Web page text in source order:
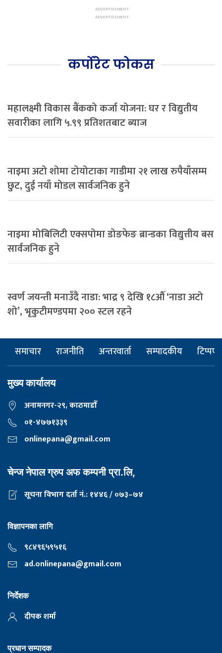
कर्पोरेट फोकस
महालक्ष्मी विकास बैंकको कर्जा योजना: घर र विद्युतीय
सवारीका लागि ५.९९ प्रतिशतबाट ब्याज
नाइमा अटो शोमा टोयोटाका गाडीमा २१ लाख रुपैयाँसम्म
छुट, दुई नयाँ मोडल सार्वजनिक हुने
नाइमा मोबिलिटी एक्सपोमा डोङफेङ ब्रान्डका विद्युत्तीय बस
सार्वजनिक हुने
स्वर्ण जयन्ती मनाउँदै नाडा: भाद्र ९ देखि १८औँ ‘नाडा अटो
शो’, भृकुटीमण्डपमा २०० स्टल रहने
समाचार राजनीति अन्तरवार्ता सम्पादकीय टिप्पणी
मुख्य कार्यालय
अनामनगर-२९, काठमाडाैँ
०१-४७७१३३९
onlinepana@gmail.com
चेन्ज नेपाल ग्रुप अफ कम्पनी प्रा.लि,
सूचना विभाग दर्ता नं.: १४४६ / ०७३–७४
विज्ञापनका लागि
९८४९६५९५१६
ad.onlinepana@gmail.com
निर्देशक
दीपक शर्मा
प्रधान सम्पादक